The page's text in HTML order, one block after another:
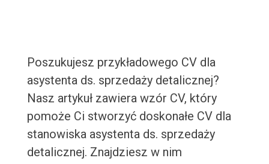
Poszukujesz przykładowego CV dla
asystenta ds. sprzedaży detalicznej?
Nasz artykuł zawiera wzór CV, który
pomoże Ci stworzyć doskonałe CV dla
stanowiska asystenta ds. sprzedaży
detalicznej. Znajdziesz w nim